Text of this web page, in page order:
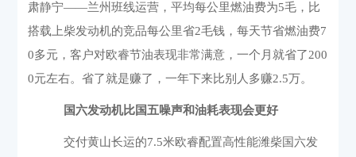
肃静宁——兰州班线运营，平均每公里燃油费为5毛，比
搭载上柴发动机的竞品每公里省2毛钱，每天节省燃油费7
0多元，客户对欧睿节油表现非常满意，一个月就省了200
0元左右。省了就是赚了，一年下来比别人多赚2.5万。
国六发动机比国五噪声和油耗表现会更好
交付黄山长运的7.5米欧睿配置高性能潍柴国六发